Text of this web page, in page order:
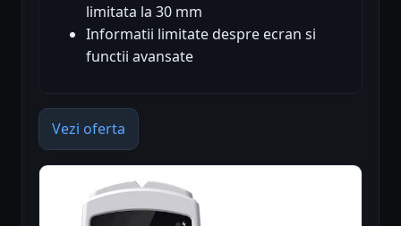
limitata la 30 mm
Informatii limitate despre ecran si
functii avansate
Vezi oferta